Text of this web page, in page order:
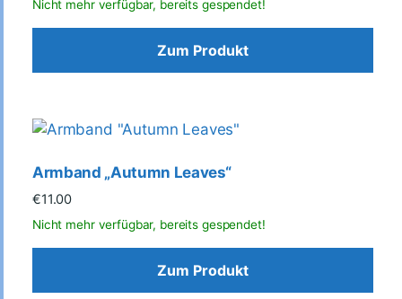
Zum Produkt
Armband „Autumn Leaves“
€11.00
Zum Produkt